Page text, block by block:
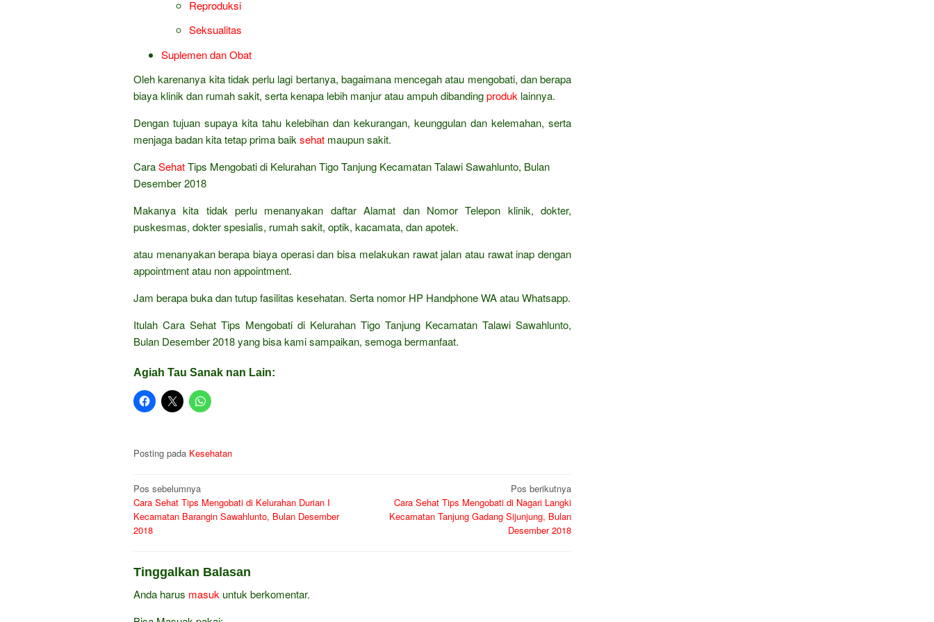
Reproduksi
Seksualitas
Suplemen dan Obat
Oleh karenanya kita tidak perlu lagi bertanya, bagaimana mencegah atau mengobati, dan berapa
biaya klinik dan rumah sakit, serta kenapa lebih manjur atau ampuh dibandingproduk lainnya.
Dengan tujuan supaya kita tahu kelebihan dan kekurangan, keunggulan dan kelemahan, serta
menjaga badan kita tetap prima baik sehat maupun sakit.
CaraSehatTips Mengobati di Kelurahan Tigo Tanjung Kecamatan Talawi Sawahlunto, Bulan
Desember 2018
Makanya kita tidak perlu menanyakan daftar Alamat dan Nomor Telepon klinik, dokter,
puskesmas, dokter spesialis, rumah sakit, optik, kacamata, dan apotek.
atau menanyakan berapa biaya operasi dan bisa melakukan rawat jalan atau rawat inap dengan
appointment atau non appointment.
Jam berapa buka dan tutup fasilitas kesehatan. Serta nomor HP Handphone WA atau Whatsapp.
Itulah Cara Sehat Tips Mengobati di Kelurahan Tigo Tanjung Kecamatan Talawi Sawahlunto,
Bulan Desember 2018 yang bisa kami sampaikan, semoga bermanfaat.
Agiah Tau Sanak nan Lain:
Posting pada Kesehatan
Navigasi
pos
Pos sebelumnya
Cara Sehat Tips Mengobati di Kelurahan Durian I
Kecamatan Barangin Sawahlunto, Bulan Desember
2018
Pos berikutnya
Cara Sehat Tips Mengobati di Nagari Langki
Kecamatan Tanjung Gadang Sijunjung, Bulan
Desember 2018
Tinggalkan Balasan
Anda harus masuk untuk berkomentar.